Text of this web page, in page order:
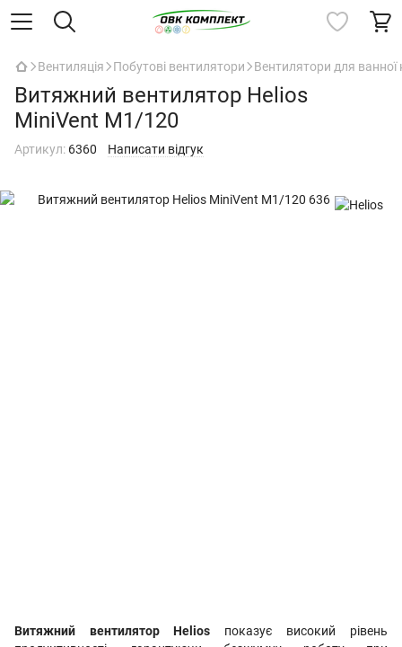
Вентиляція Побутові вентилятори Вентилятори для ванної
Витяжний вентилятор Helios
MiniVent M1/120
Артикул: 6360 Написати відгук
Витяжний вентилятор Helios показує високий рівень